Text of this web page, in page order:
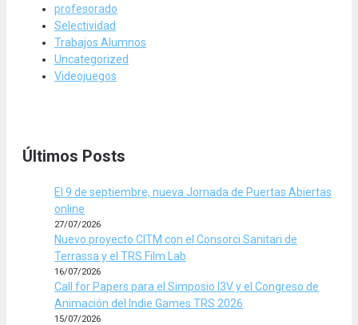
profesorado
Selectividad
Trabajos Alumnos
Uncategorized
Videojuegos
Últimos Posts
El 9 de septiembre, nueva Jornada de Puertas Abiertas
online
27/07/2026
Nuevo proyecto CITM con el Consorci Sanitari de
Terrassa y el TRS Film Lab
16/07/2026
Call for Papers para el Simposio I3V y el Congreso de
Animación del Indie Games TRS 2026
15/07/2026